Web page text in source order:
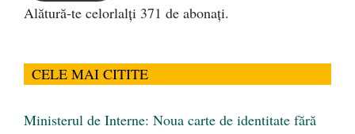
Alătură-te celorlalți 371 de abonați.
CELE MAI CITITE
Ministerul de Interne: Noua carte de identitate fără